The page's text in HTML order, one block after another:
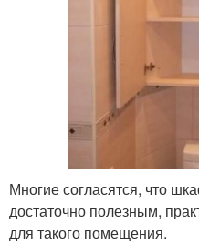
Многие согласятся, что
достаточно полезным,
для такого помещения.